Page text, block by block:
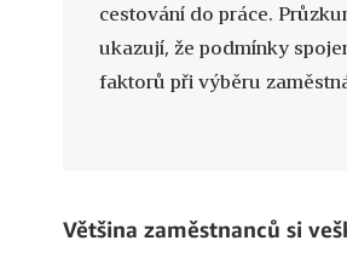
cestování do práce.
ukazují, že podmínky
faktorů při výběru
Většina zaměstnanců si